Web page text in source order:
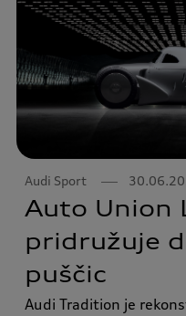
Audi Sport
Auto Union
pridružuje
puščic
Audi Tradition je